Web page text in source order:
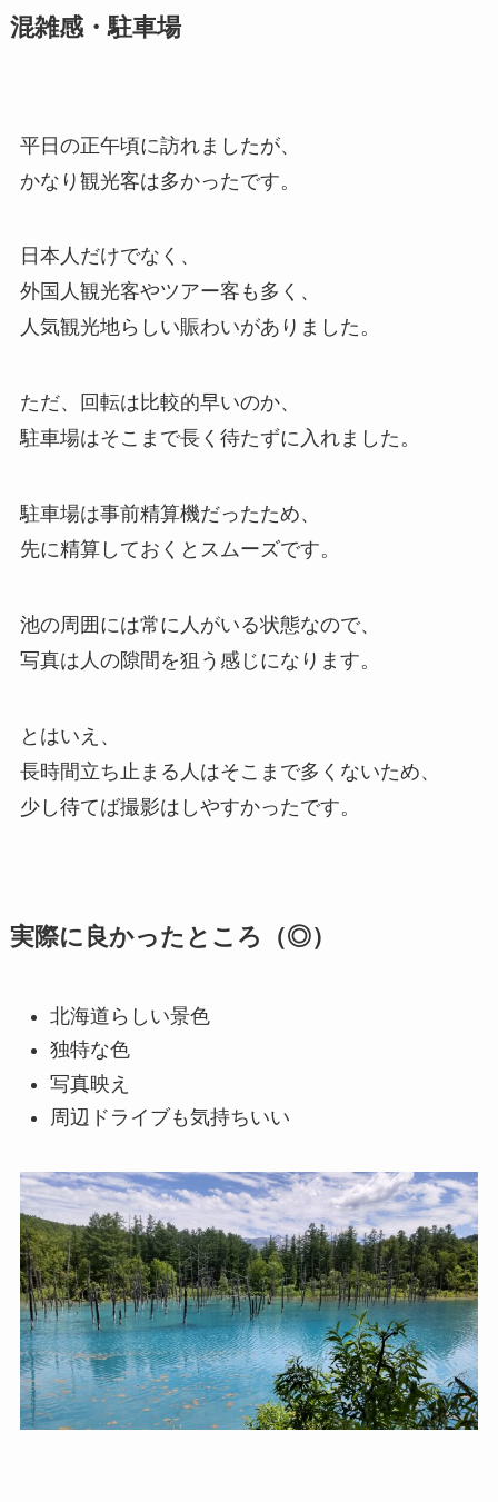
混雑感・駐車場
平日の正午頃に訪れましたが、
かなり観光客は多かったです。
日本人だけでなく、
外国人観光客やツアー客も多く、
人気観光地らしい賑わいがありました。
ただ、回転は比較的早いのか、
駐車場はそこまで長く待たずに入れました。
駐車場は事前精算機だったため、
先に精算しておくとスムーズです。
池の周囲には常に人がいる状態なので、
写真は人の隙間を狙う感じになります。
とはいえ、
長時間立ち止まる人はそこまで多くないため、
少し待てば撮影はしやすかったです。
実際に良かったところ（◎）
北海道らしい景色
独特な色
写真映え
周辺ドライブも気持ちいい